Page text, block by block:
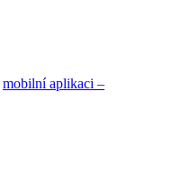
mobilní aplikaci –